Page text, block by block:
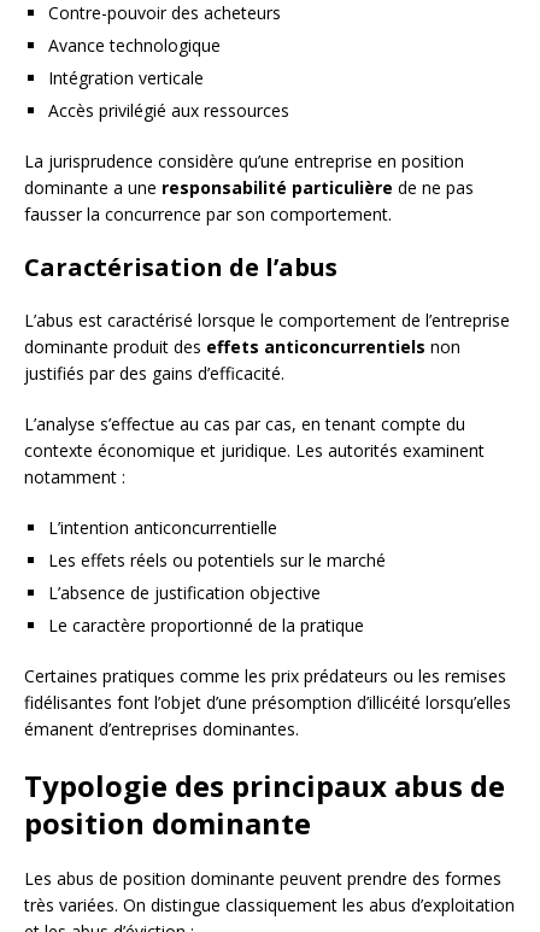
Contre-pouvoir des acheteurs
Avance technologique
Intégration verticale
Accès privilégié aux ressources
La jurisprudence considère qu’une entreprise en position
dominante a une responsabilité particulière de ne pas
fausser la concurrence par son comportement.
Caractérisation de l’abus
L’abus est caractérisé lorsque le comportement de l’entreprise
dominante produit des effets anticoncurrentiels non
justifiés par des gains d’efficacité.
L’analyse s’effectue au cas par cas, en tenant compte du
contexte économique et juridique. Les autorités examinent
notamment :
L’intention anticoncurrentielle
Les effets réels ou potentiels sur le marché
L’absence de justification objective
Le caractère proportionné de la pratique
Certaines pratiques comme les prix prédateurs ou les remises
fidélisantes font l’objet d’une présomption d’illicéité lorsqu’elles
émanent d’entreprises dominantes.
Typologie des principaux abus de
position dominante
Les abus de position dominante peuvent prendre des formes
très variées. On distingue classiquement les abus d’exploitation